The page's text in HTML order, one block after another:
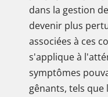
dans la gestion
devenir plus
associées à ces
s'applique à
symptômes
gênants, tels